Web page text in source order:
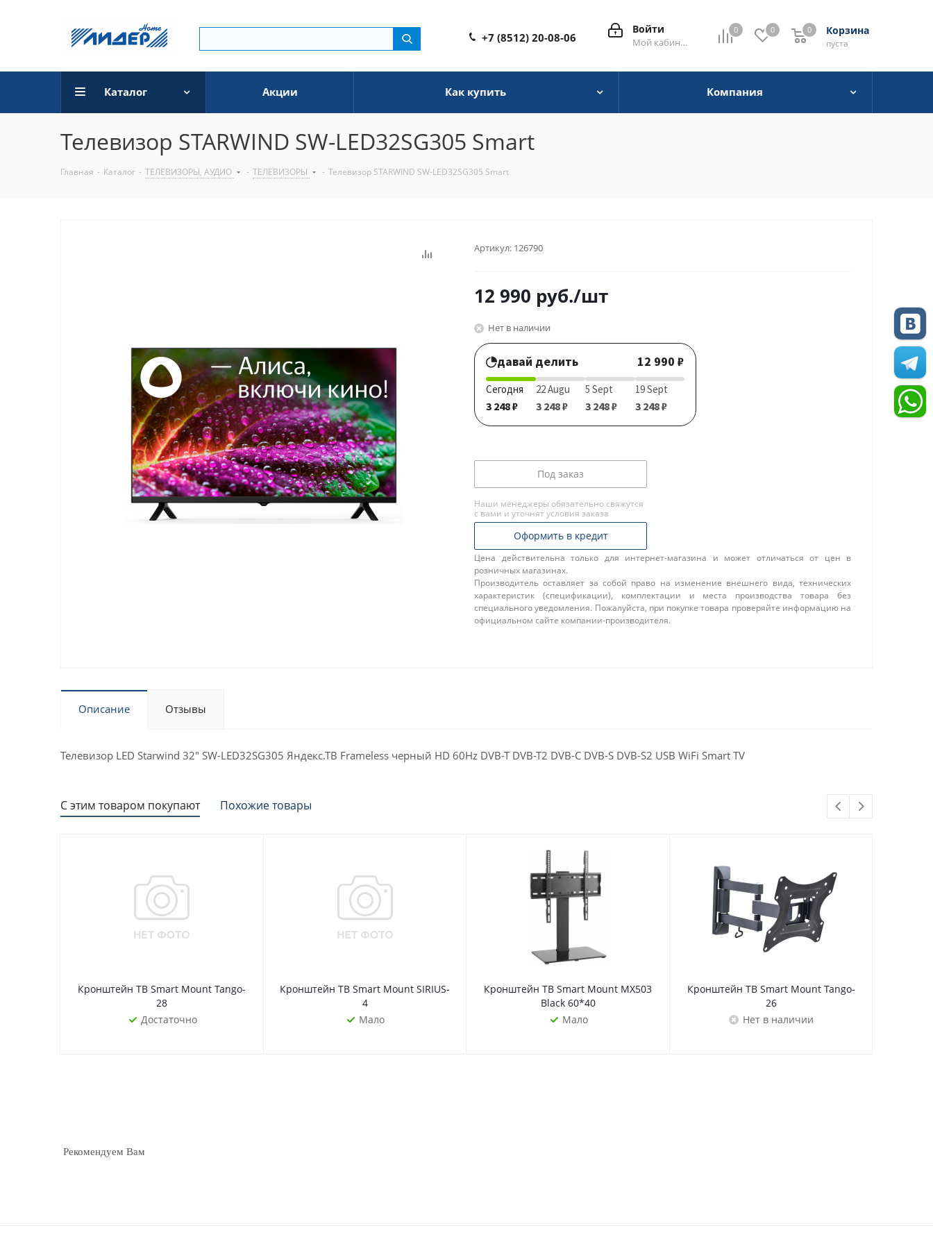
0 0 Корзина
0
пуста
0
Войти
Мой кабинет
+7 (8512) 20-08-06
Каталог Акции Как купить Компания
Телевизор STARWIND SW-LED32SG305 Smart
Главная - Каталог - ТЕЛЕВИЗОРЫ, АУДИО - ТЕЛЕВИЗОРЫ - Телевизор STARWIND SW-LED32SG305 Smart
Артикул: 126790
12 990 руб./шт
Нет в наличии
давай делить 12 990 ₽
Сегодня
3 248 ₽
22 Augu
3 248 ₽
5 Sept
3 248 ₽
19 Sept
3 248 ₽
Под заказ
Наши менеджеры обязательно свяжутся
с вами и уточнят условия заказа
Оформить в кредит
Цена действительна только для интернет-магазина и может отличаться от цен в
розничных магазинах.
Производитель оставляет за собой право на изменение внешнего вида, технических
характеристик (спецификации), комплектации и места производства товара без
специального уведомления. Пожалуйста, при покупке товара проверяйте информацию на
официальном сайте компании-производителя.
Описание Отзывы
Телевизор LED Starwind 32" SW-LED32SG305 Яндекс.ТВ Frameless черный HD 60Hz DVB-T DVB-T2 DVB-C DVB-S DVB-S2 USB WiFi Smart TV
С этим товаром покупают Похожие товары
Кронштейн ТВ Smart Mount Tango-
28
Достаточно
Кронштейн ТВ Smart Mount SIRIUS-
4
Мало
Кронштейн ТВ Smart Mount MX503
Black 60*40
Мало
Кронштейн ТВ Smart Mount Tango-
26
Нет в наличии
Рекомендуем Вам